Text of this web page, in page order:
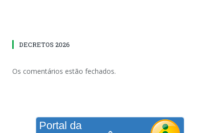
DECRETOS 2026
Os comentários estão fechados.
Portal da